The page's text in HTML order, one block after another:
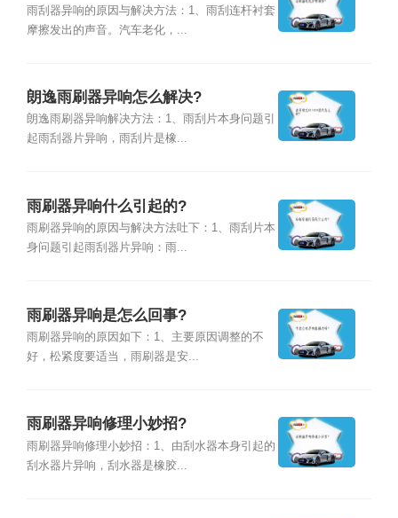
雨刮器异响的原因与解决方法：1、雨刮连杆衬套
摩擦发出的声音。汽车老化，...
朗逸雨刷器异响怎么解决?
朗逸雨刷器异响解决方法：1、雨刮片本身问题引
起雨刮器片异响，雨刮片是橡...
雨刷器异响什么引起的?
雨刷器异响的原因与解决方法吐下：1、雨刮片本
身问题引起雨刮器片异响：雨...
雨刷器异响是怎么回事?
雨刷器异响的原因如下：1、主要原因调整的不
好，松紧度要适当，雨刷器是安...
雨刷器异响修理小妙招?
雨刷器异响修理小妙招：1、由刮水器本身引起的
刮水器片异响，刮水器是橡胶...